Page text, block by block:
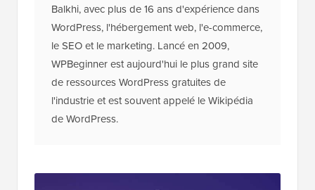
Balkhi, avec plus de 16 ans d'expérience dans
WordPress, l'hébergement web, l'e-commerce,
le SEO et le marketing. Lancé en 2009,
WPBeginner est aujourd'hui le plus grand site
de ressources WordPress gratuites de
l'industrie et est souvent appelé le Wikipédia
de WordPress.